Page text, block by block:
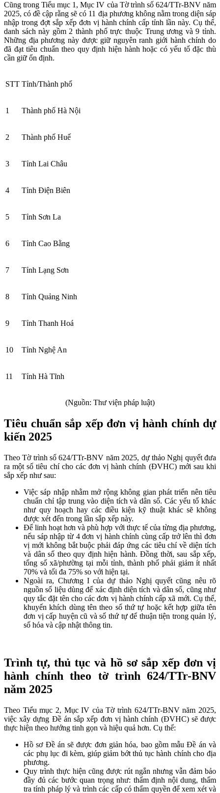
Cũng trong Tiểu mục 1, Mục IV của Tờ trình số 624/TTr-BNV năm
2025, có đề cập rằng sẽ có 11 địa phương không nằm trong diện sáp
nhập trong đợt sắp xếp đơn vị hành chính cấp tỉnh lần này. Cụ thể,
danh sách này gồm 2 thành phố trực thuộc Trung ương và 9 tỉnh.
Những địa phương này được giữ nguyên ranh giới hành chính do
đã đạt tiêu chuẩn theo quy định hiện hành hoặc có yếu tố đặc thù
cần giữ ổn định.
STT Tỉnh/Thành phố
1 Thành phố Hà Nội
2 Thành phố Huế
3 Tỉnh Lai Châu
4 Tỉnh Điện Biên
5 Tỉnh Sơn La
6 Tỉnh Cao Bằng
7 Tỉnh Lạng Sơn
8 Tỉnh Quảng Ninh
9 Tỉnh Thanh Hoá
10 Tỉnh Nghệ An
11 Tỉnh Hà Tĩnh
(Nguồn: Thư viện pháp luật)
Tiêu chuẩn sắp xếp đơn vị hành chính dự
kiến 2025
Theo Tờ trình số 624/TTr-BNV năm 2025, dự thảo Nghị quyết đưa
ra một số tiêu chí cho các đơn vị hành chính (ĐVHC) mới sau khi
sắp xếp như sau:
Việc sáp nhập nhằm mở rộng không gian phát triển nên tiêu
chuẩn chỉ tập trung vào diện tích và dân số. Các yếu tố khác
như quy hoạch hay các điều kiện kỹ thuật khác sẽ không
được xét đến trong lần sắp xếp này.
Để linh hoạt hơn và phù hợp với thực tế của từng địa phương,
nếu sáp nhập từ 4 đơn vị hành chính cùng cấp trở lên thì đơn
vị mới không bắt buộc phải đáp ứng các tiêu chí về diện tích
và dân số theo quy định hiện hành. Đồng thời, sau sắp xếp,
tổng số xã/phường tại mỗi tỉnh, thành phố phải giảm ít nhất
70% và tối đa 75% so với hiện tại.
Ngoài ra, Chương I của dự thảo Nghị quyết cũng nêu rõ
nguồn số liệu dùng để xác định diện tích và dân số, cũng như
quy tắc đặt tên cho các đơn vị hành chính cấp xã mới. Cụ thể,
khuyến khích dùng tên theo số thứ tự hoặc kết hợp giữa tên
đơn vị cấp huyện cũ và số thứ tự để thuận tiện trong quản lý,
số hóa và cập nhật thông tin.
Trình tự, thủ tục và hồ sơ sắp xếp đơn vị
hành chính theo tờ trình 624/TTr-BNV
năm 2025
Theo Tiểu mục 2, Mục IV của Tờ trình 624/TTr-BNV năm 2025,
việc xây dựng Đề án sắp xếp đơn vị hành chính (ĐVHC) sẽ được
thực hiện theo hướng tinh gọn và hiệu quả hơn. Cụ thể:
Hồ sơ Đề án sẽ được đơn giản hóa, bao gồm mẫu Đề án và
các phụ lục đi kèm, giúp giảm bớt thủ tục hành chính cho địa
phương.
Quy trình thực hiện cũng được rút ngắn nhưng vẫn đảm bảo
đầy đủ các bước quan trọng như: thẩm định nội dung, thẩm
tra tính pháp lý và trình các cấp có thẩm quyền để xem xét và